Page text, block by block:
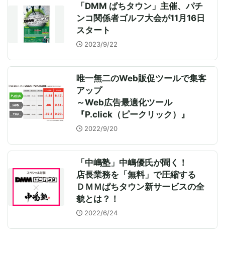
「DMM ぱちタウン」主催、パチ
ンコ関係者ゴルフ大会が11月16日
スタート
2023/9/22
唯一無二のWeb販促ツールで集客
アップ
～Web広告最適化ツール
『P.click（ピークリック）』
2022/9/20
「中嶋塾」中嶋優氏が聞く！
店長業務を「無料」で圧縮する
ＤＭＭぱちタウン新サービスの全
貌とは？！
2022/6/24